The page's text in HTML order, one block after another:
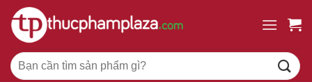
Chuyển
đến
dung
Tìm
kiếm: